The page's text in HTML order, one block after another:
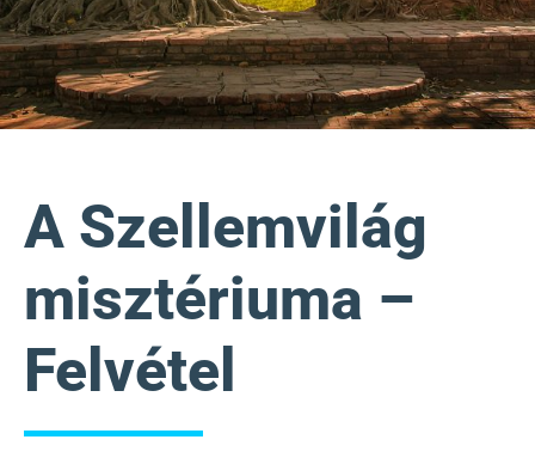
A Szellemvilág
misztériuma –
Felvétel